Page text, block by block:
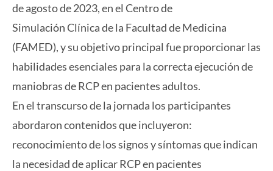
de agosto de 2023, en el Centro de
Simulación Clínica de la Facultad de Medicina
(FAMED), y su objetivo principal fue proporcionar las
habilidades esenciales para la correcta ejecución de
maniobras de RCP en pacientes adultos.
En el transcurso de la jornada los participantes
abordaron contenidos que incluyeron:
reconocimiento de los signos y síntomas que indican
la necesidad de aplicar RCP en pacientes